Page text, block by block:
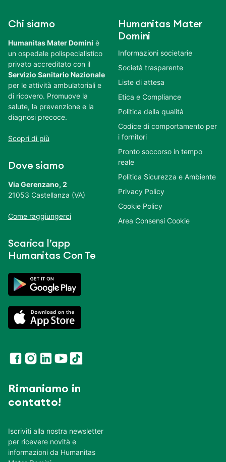
Chi siamo
Humanitas Mater Domini è
un ospedale polispecialistico
privato accreditato con il
Servizio Sanitario Nazionale
per le attività ambulatoriali e
di ricovero. Promuove la
salute, la prevenzione e la
diagnosi precoce.
Scopri di più
Dove siamo
Via Gerenzano, 2
21053 Castellanza (VA)
Come raggiungerci
Scarica l’app
Humanitas Con Te
Rimaniamo in
contatto!
Iscriviti alla nostra newsletter
per ricevere novità e
informazioni da Humanitas
Humanitas Mater
Domini
Informazioni societarie
Società trasparente
Liste di attesa
Etica e Compliance
Politica della qualità
Codice di comportamento per
i fornitori
Pronto soccorso in tempo
reale
Politica Sicurezza e Ambiente
Privacy Policy
Cookie Policy
Area Consensi Cookie